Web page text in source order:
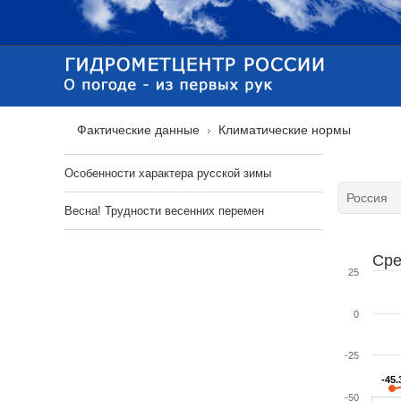
Фактические данные Климатические нормы
--
-50
-25
0
25
Особенности характера русской зимы
Весна! Трудности весенних перемен